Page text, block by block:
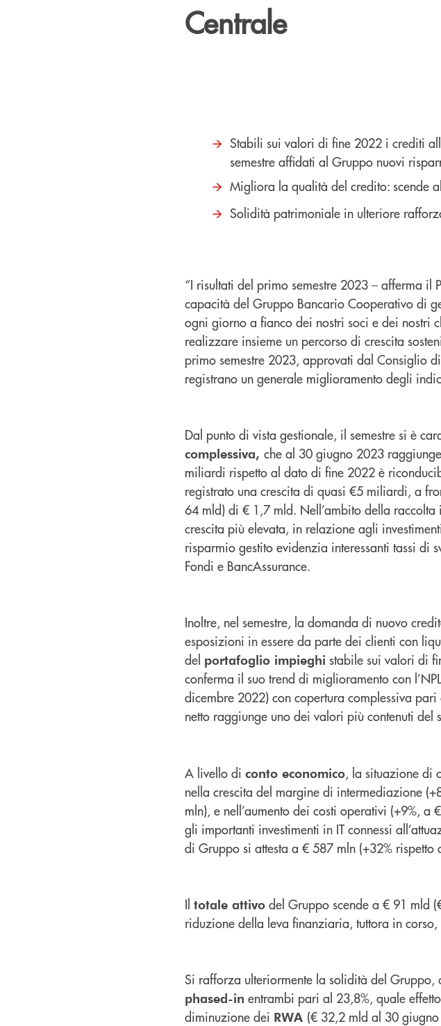
Centrale
Stabili sui valori di fine 2022 i crediti
semestre affidati al Gruppo nuovi
Migliora la qualità del credito: scende
Solidità patrimoniale in ulteriore
“I risultati del primo semestre 2023 – afferma il
capacità del Gruppo Bancario Cooperativo di
ogni giorno a fianco dei nostri soci e dei nostri
realizzare insieme un percorso di crescita
primo semestre 2023, approvati dal Consiglio
registrano un generale miglioramento degli
Dal punto di vista gestionale, il semestre si è
complessiva, che al 30 giugno 2023
miliardi rispetto al dato di fine 2022 è
registrato una crescita di quasi €5 miliardi, a
64 mld) di € 1,7 mld. Nell’ambito della
crescita più elevata, in relazione agli
risparmio gestito evidenzia interessanti tassi di
Fondi e BancAssurance.
Inoltre, nel semestre, la domanda di nuovo
esposizioni in essere da parte dei clienti con
del portafoglio impieghi stabile sui valori di
conferma il suo trend di miglioramento con
dicembre 2022) con copertura complessiva
netto raggiunge uno dei valori più contenuti
A livello di conto economico, la situazione di
nella crescita del margine di intermediazione
mln), e nell’aumento dei costi operativi (+9%,
gli importanti investimenti in IT connessi
di Gruppo si attesta a € 587 mln (+32% rispetto
Il totale attivo del Gruppo scende a € 91 mld
riduzione della leva finanziaria, tuttora in
Si rafforza ulteriormente la solidità del Gruppo,
phased-in entrambi pari al 23,8%, quale
diminuzione dei RWA (€ 32,2 mld al 30